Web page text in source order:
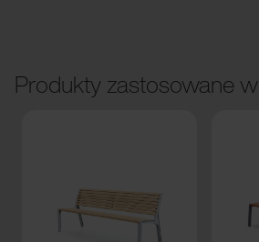
Produkty zastosowane